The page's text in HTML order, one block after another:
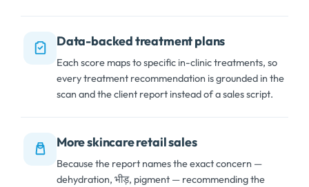
Data-backed treatment plans
Each score maps to specific in-clinic treatments, so
every treatment recommendation is grounded in the
scan and the client report instead of a sales script.
More skincare retail sales
Because the report names the exact concern —
dehydration, भीड़, pigment — recommending the